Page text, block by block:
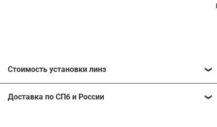
Стоимость установки линз
Расчитать стоимость ваших линз поможет
Доставка по СПб и России